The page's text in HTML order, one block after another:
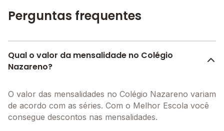
Perguntas frequentes
Qual o valor da mensalidade no Colégio
Nazareno?
O valor das mensalidades no Colégio Nazareno variam
de acordo com as séries. Com o Melhor Escola você
consegue descontos nas mensalidades.